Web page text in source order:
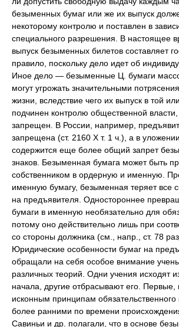
безыменных бумаг или же их выпуск
некоторому контролю и поставлен в
специального разрешения. В настоящее
выпуск безыменных билетов составляет
правило, поскольку дело идет об
Иное дело — безыменные Ц. бумаги
могут угрожать значительными
жизни, вследствие чего их выпуск в той
подчинен контролю общественной
запрещен. В России, например,
запрещена (ст. 2160 Х т. 1 ч.), а в
содержится еще более общий запрет
знаков. Безыменная бумага может быть
собственником в ордерную и именную.
именную бумагу, безыменная теряет все
на предъявителя. Одностороннее
бумаги в именную необязательно для
потому оно действительно лишь при
со стороны должника (см., напр., ст. 78
Юридические особенности бумаг на
обращали на себя особое внимание
различных теорий. Одни учения исходят
начала, другие отбрасывают его. Первые,
исконным принципам
более ранними по времени
Савиньи и др. полагали, что в основе